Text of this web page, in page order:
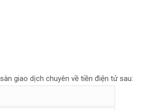
giao dịch chuyên về tiền điện tử sau: